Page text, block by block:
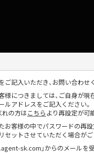
記入いただき、お問い合わせ
様につきましては、ご自身が現
ルアドレスをご記入ください。
れの方はこちら より再設定が可
お客様の中でパスワードの再
セットさせていただく場合がご
sk.com」からのメールを